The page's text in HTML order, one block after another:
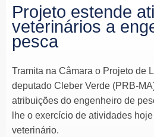
Projeto estende
veterinários a
pesca
Tramita na Câmara o Projeto de
deputado Cleber Verde (PRB-
atribuições do engenheiro de
lhe o exercício de atividades
veterinário.